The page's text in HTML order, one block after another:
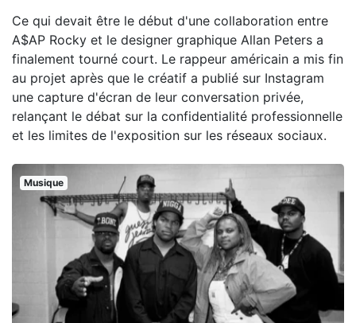
Ce qui devait être le début d'une collaboration entre
A$AP Rocky et le designer graphique Allan Peters a
finalement tourné court. Le rappeur américain a mis fin
au projet après que le créatif a publié sur Instagram
une capture d'écran de leur conversation privée,
relançant le débat sur la confidentialité professionnelle
et les limites de l'exposition sur les réseaux sociaux.
Musique